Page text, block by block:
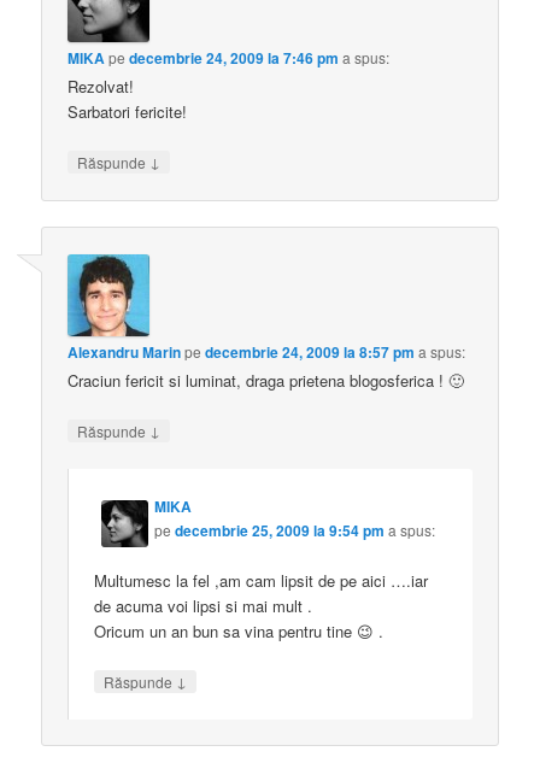
MIKApedecembrie 24, 2009 la 7:46 pm a spus:
Rezolvat!
Sarbatori fericite!
Răspunde ↓
Alexandru Marinpedecembrie 24, 2009 la 8:57 pm a spus:
Craciun fericit si luminat, draga prietena blogosferica ! 🙂
Răspunde ↓
MIKA
pedecembrie 25, 2009 la 9:54 pm a spus:
Multumesc la fel ,am cam lipsit de pe aici ….iar
de acuma voi lipsi si mai mult .
Oricum un an bun sa vina pentru tine 😉 .
Răspunde ↓